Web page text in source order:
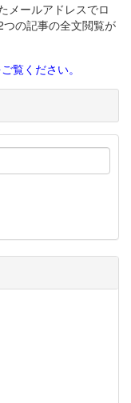
メールアドレスでロ
の記事の全文閲覧が
覧ください。